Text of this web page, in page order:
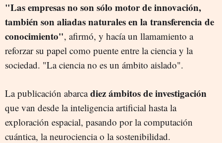
"Las empresas no son sólo motor de innovación,
también son aliadas naturales en la transferencia de
conocimiento", afirmó, y hacía un llamamiento a
reforzar su papel como puente entre la ciencia y la
sociedad. "La ciencia no es un ámbito aislado".
La publicación abarcadiez ámbitos de investigación
que van desde la inteligencia artificial hasta la
exploración espacial, pasando por la computación
cuántica, la neurociencia o la sostenibilidad.